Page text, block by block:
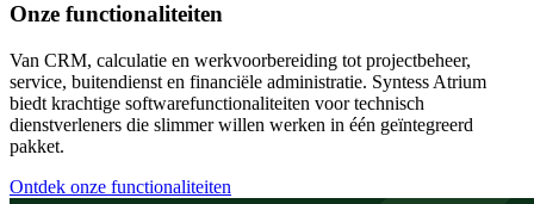
Onze functionaliteiten
Van CRM, calculatie en werkvoorbereiding tot projectbeheer,
service, buitendienst en financiële administratie. Syntess Atrium
biedt krachtige softwarefunctionaliteiten voor technisch
dienstverleners die slimmer willen werken in één geïntegreerd
pakket.
Ontdek onze functionaliteiten